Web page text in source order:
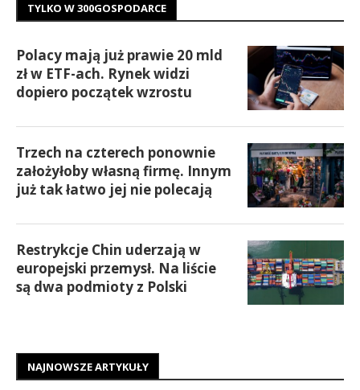
TYLKO W 300GOSPODARCE
Polacy mają już prawie 20 mld
zł w ETF-ach. Rynek widzi
dopiero początek wzrostu
Trzech na czterech ponownie
założyłoby własną firmę. Innym
już tak łatwo jej nie polecają
Restrykcje Chin uderzają w
europejski przemysł. Na liście
są dwa podmioty z Polski
NAJNOWSZE ARTYKUŁY